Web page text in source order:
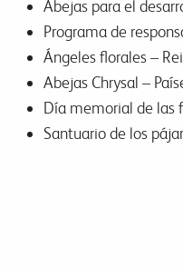
Abejas para el
Programa de
Ángeles florales –
Abejas Chrysal –
Día memorial de las
Santuario de los